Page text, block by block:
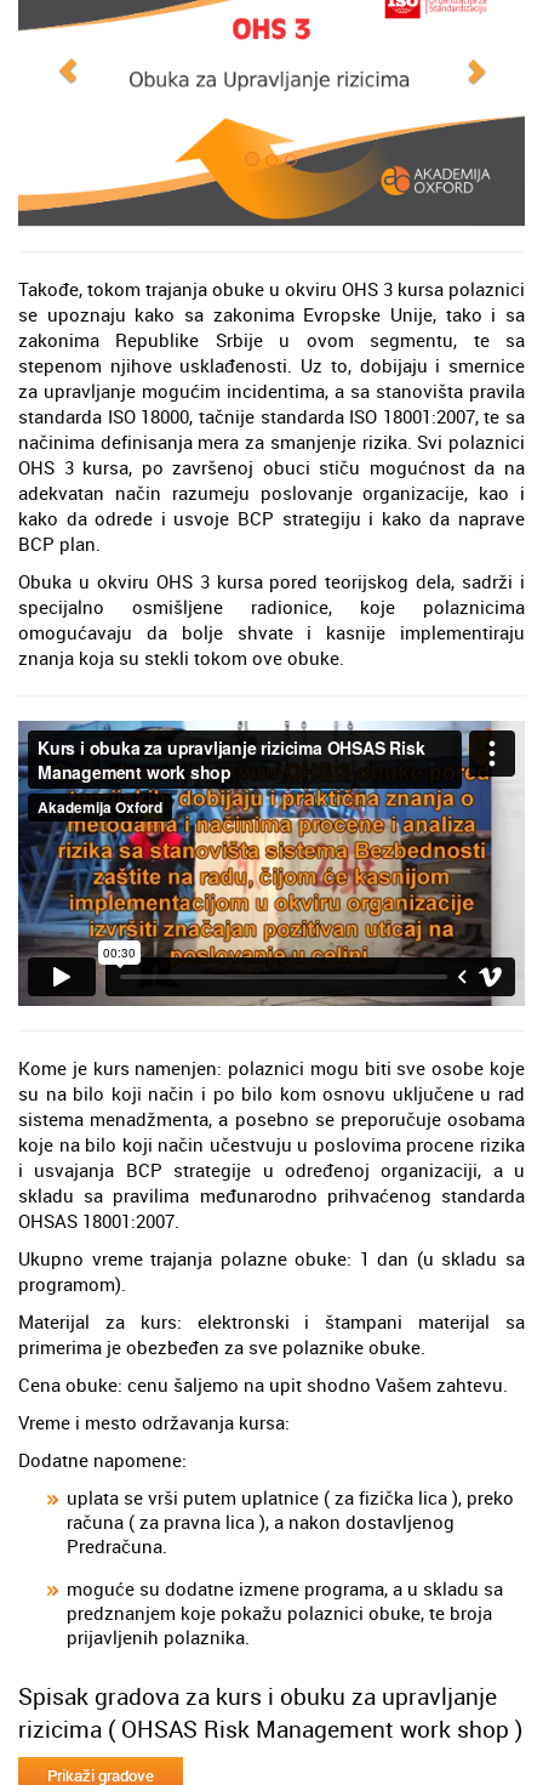
Takođe, tokom trajanja obuke u okviru OHS 3 kursa polaznici
se upoznaju kako sa zakonima Evropske Unije, tako i sa
zakonima Republike Srbije u ovom segmentu, te sa
stepenom njihove usklađenosti. Uz to, dobijaju i smernice
za upravljanje mogućim incidentima, a sa stanovišta pravila
standarda ISO 18000, tačnije standarda ISO 18001:2007, te sa
načinima definisanja mera za smanjenje rizika. Svi polaznici
OHS 3 kursa, po završenoj obuci stiču mogućnost da na
adekvatan način razumeju poslovanje organizacije, kao i
kako da odrede i usvoje BCP strategiju i kako da naprave
BCP plan.
Obuka u okviru OHS 3 kursa pored teorijskog dela, sadrži i
specijalno osmišljene radionice, koje polaznicima
omogućavaju da bolje shvate i kasnije implementiraju
znanja koja su stekli tokom ove obuke.
Kome je kurs namenjen: polaznici mogu biti sve osobe koje
su na bilo koji način i po bilo kom osnovu uključene u rad
sistema menadžmenta, a posebno se preporučuje osobama
koje na bilo koji način učestvuju u poslovima procene rizika
i usvajanja BCP strategije u određenoj organizaciji, a u
skladu sa pravilima međunarodno prihvaćenog standarda
OHSAS 18001:2007.
Ukupno vreme trajanja polazne obuke: 1 dan (u skladu sa
programom).
Materijal za kurs: elektronski i štampani materijal sa
primerima je obezbeđen za sve polaznike obuke.
Cena obuke: cenu šaljemo na upit shodno Vašem zahtevu.
Vreme i mesto održavanja kursa:
Dodatne napomene:
uplata se vrši putem uplatnice ( za fizička lica ), preko
računa ( za pravna lica ), a nakon dostavljenog
Predračuna.
moguće su dodatne izmene programa, a u skladu sa
predznanjem koje pokažu polaznici obuke, te broja
prijavljenih polaznika.
Spisak gradova za kurs i obuku za upravljanje
rizicima ( OHSAS Risk Management work shop )